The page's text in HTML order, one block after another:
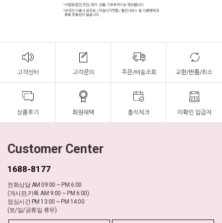
Customer Center
1688-8177
전화상담 AM 09:00 ~ PM 6:00
(게시판,카톡 AM 9:00 ~ PM 6:00)
점심시간 PM 13:00 ~ PM 14:00
(토/일/공휴일 휴무)